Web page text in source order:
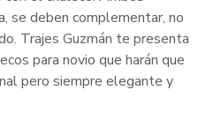
se deben complementar, no
Trajes Guzmán te presenta
para novio que harán que
pero siempre elegante y